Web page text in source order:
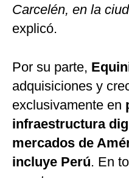
Carcelén, en la
explicó.
Por su parte,
adquisiciones y
exclusivamente en
infraestructura
mercados de
incluye Perú. En